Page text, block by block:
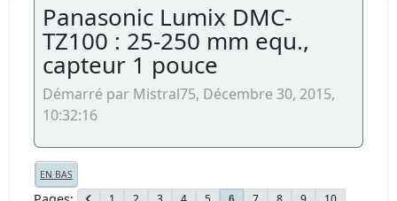
Panasonic Lumix DMC-
TZ100 : 25-250 mm equ.,
capteur 1 pouce
Démarré par Mistral75, Décembre 30, 2015,
10:32:16
EN BAS